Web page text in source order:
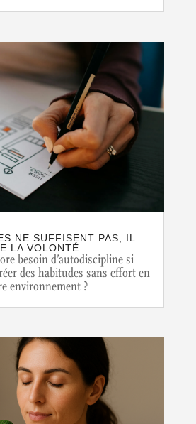
NE SUFFISENT PAS, IL
LA VOLONTÉ
besoin d’autodiscipline si
des habitudes sans effort en
environnement ?